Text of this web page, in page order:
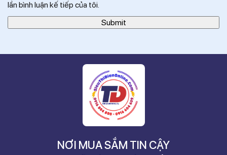
lần bình luận kế tiếp của tôi.
NƠI MUA SẮM TIN CẬY